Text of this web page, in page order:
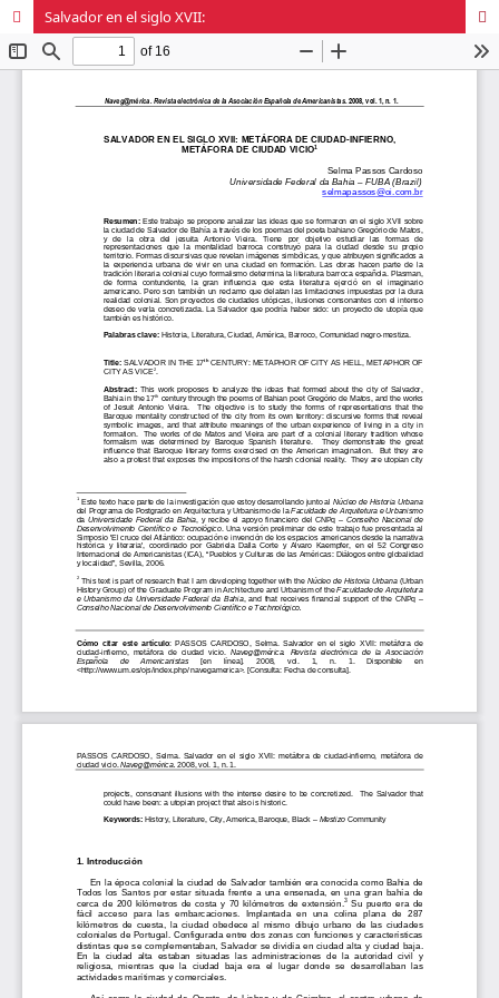
Salvador en el siglo XVII: